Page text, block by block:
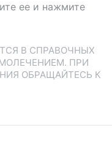
ее и нажмите
В СПРАВОЧНЫХ
ПРИ
ОБРАЩАЙТЕСЬ К